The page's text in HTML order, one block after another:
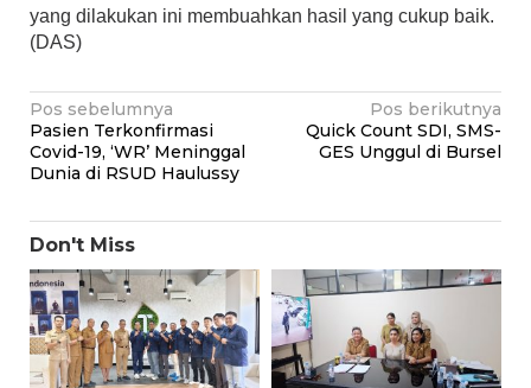
yang dilakukan ini membuahkan hasil yang cukup baik.
(DAS)
Navigasi
pos
Pos sebelumnya
Pasien Terkonfirmasi
Covid-19, ‘WR’ Meninggal
Dunia di RSUD Haulussy
Pos berikutnya
Quick Count SDI, SMS-
GES Unggul di Bursel
Don't Miss